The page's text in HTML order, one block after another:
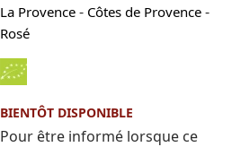
La Provence - Côtes de Provence -
Rosé
BIENTÔT DISPONIBLE
Pour être informé lorsque ce